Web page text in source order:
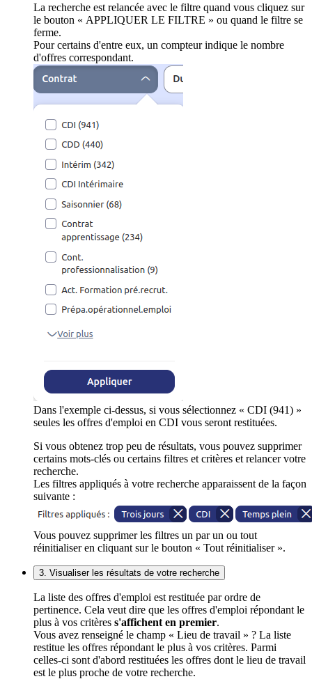
La recherche est relancée avec le filtre quand vous cliquez sur
le bouton « APPLIQUER LE FILTRE » ou quand le filtre se
ferme.
Pour certains d'entre eux, un compteur indique le nombre
d'offres correspondant.
Dans l'exemple ci-dessus, si vous sélectionnez « CDI (941) »
seules les offres d'emploi en CDI vous seront restituées.
Si vous obtenez trop peu de résultats, vous pouvez supprimer
certains mots-clés ou certains filtres et critères et relancer votre
recherche.
Les filtres appliqués à votre recherche apparaissent de la façon
suivante :
Vous pouvez supprimer les filtres un par un ou tout
réinitialiser en cliquant sur le bouton « Tout réinitialiser ».
3. Visualiser les résultats de votre recherche
La liste des offres d'emploi est restituée par ordre de
pertinence. Cela veut dire que les offres d'emploi répondant le
plus à vos critères s'affichent en premier.
Vous avez renseigné le champ « Lieu de travail » ? La liste
restitue les offres répondant le plus à vos critères. Parmi
celles-ci sont d'abord restituées les offres dont le lieu de travail
est le plus proche de votre recherche.